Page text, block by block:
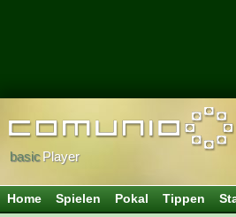
basicPlayer
Home Spielen Pokal Tippen